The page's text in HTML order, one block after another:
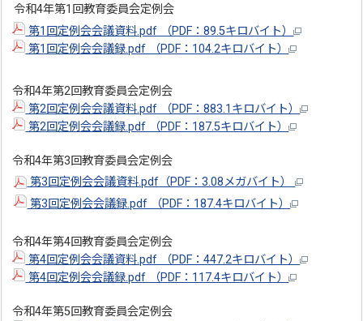
令和4年第1回教育委員会定例会
第1回定例会会議資料.pdf （PDF：89.5キロバイト）
第1回定例会会議録.pdf （PDF：104.2キロバイト）
令和4年第2回教育委員会定例会
第2回定例会会議資料.pdf （PDF：883.1キロバイト）
第2回定例会会議録.pdf （PDF：187.5キロバイト）
令和4年第3回教育委員会定例会
第3回定例会会議資料.pdf（PDF：3.08メガバイト）
第3回定例会会議録.pdf （PDF：187.4キロバイト）
令和4年第4回教育委員会定例会
第4回定例会会議資料.pdf （PDF：447.2キロバイト）
第4回定例会会議録.pdf （PDF：117.4キロバイト）
令和4年第5回教育委員会定例会